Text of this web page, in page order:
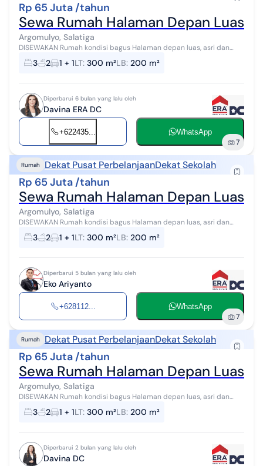
Rp 65 Juta /tahun
Sewa Rumah Halaman Depan Luas
Argomulyo, Salatiga
DISEWAKAN Rumah kondisi bagus Halaman depan luas, asri dan
sejuk Terdiri : K.tidur 3, K.mandi 2, listrik 1300 watt, air PAM,
unfurnished, carport...
3 2 1 + 1LT: 300 m²LB: 200 m²
Diperbarui 6 bulan yang lalu oleh
Davina ERA DC
+622435... WhatsApp
7
Rumah Dekat Pusat PerbelanjaanDekat Sekolah
Rp 65 Juta /tahun
Sewa Rumah Halaman Depan Luas
Argomulyo, Salatiga
DISEWAKAN Rumah kondisi bagus Halaman depan luas, asri dan
sejuk Terdiri : K.tidur 3, K.mandi 2, listrik 1300 watt, air PAM,
unfurnished, carport...
3 2 1 + 1LT: 300 m²LB: 200 m²
Diperbarui 5 bulan yang lalu oleh
Eko Ariyanto
+628112... WhatsApp
7
Rumah Dekat Pusat PerbelanjaanDekat Sekolah
Rp 65 Juta /tahun
Sewa Rumah Halaman Depan Luas
Argomulyo, Salatiga
DISEWAKAN Rumah kondisi bagus Halaman depan luas, asri dan
sejuk Terdiri : K.tidur 3, K.mandi 2, listrik 1300 watt, air PAM,
unfurnished, carport...
3 2 1 + 1LT: 300 m²LB: 200 m²
Diperbarui 2 bulan yang lalu oleh
Davina DC